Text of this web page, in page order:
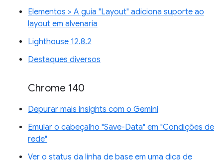
Elementos > A guia "Layout" adiciona suporte ao
layout em alvenaria
Lighthouse 12.8.2
Destaques diversos
Chrome 140
Depurar mais insights com o Gemini
Emular o cabeçalho "Save-Data" em "Condições de
rede"
Ver o status da linha de base em uma dica de